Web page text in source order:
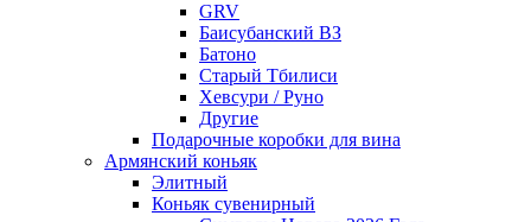
GRV
Баисубанский ВЗ
Батоно
Старый Тбилиси
Хевсури / Руно
Другие
Подарочные коробки для вина
Армянский коньяк
Элитный
Коньяк сувенирный